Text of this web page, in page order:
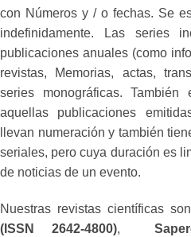
con Números y / o fechas. Se
indefinidamente. Las series
publicaciones anuales (como
revistas, Memorias, actas,
series monográficas.
aquellas publicaciones
llevan numeración y también
seriales, pero cuya duración es
de noticias de un evento.
Nuestras revistas científicas
(ISSN 2642-4800),